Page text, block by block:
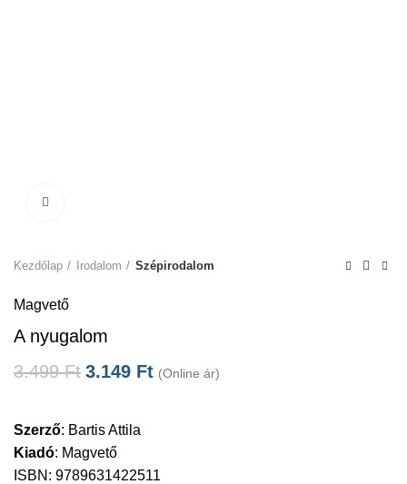
Kezdőlap Irodalom Szépirodalom
Magvető
A nyugalom
3.499Ft 3.149 Ft (Online ár)
Szerző: Bartis Attila
Kiadó: Magvető
ISBN: 9789631422511